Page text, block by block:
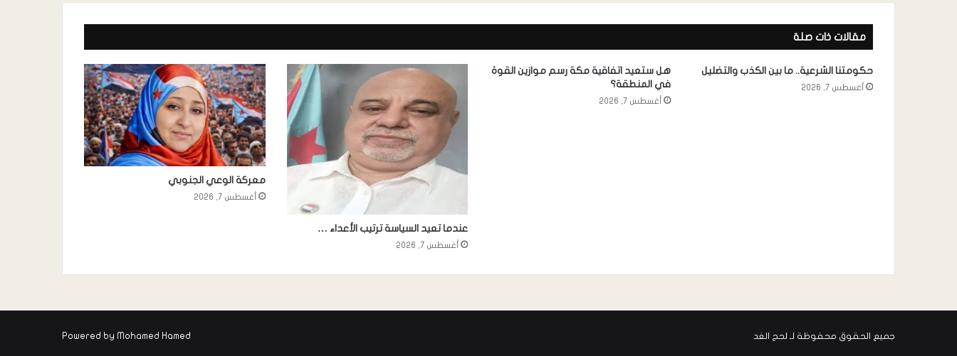
مقالات ذات صلة
حكومتنا الشرعية.. ما بين الكذب والتضليل
أغسطس 7, 2026
هل ستعيد اتفاقية مكة رسم موازين القوة
في المنطقة؟
أغسطس 7, 2026
عندما تعيد السياسة ترتيب الأعداء …
أغسطس 7, 2026
معركة الوعي الجنوبي
أغسطس 7, 2026
جميع الحقوق محفوظة لـ لحج الغد Powered by Mohamed Hamed